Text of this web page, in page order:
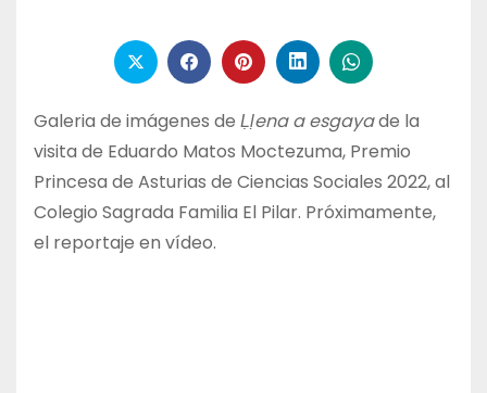
Galeria de imágenes de Ḷḷena a esgayade la
visita de Eduardo Matos Moctezuma, Premio
Princesa de Asturias de Ciencias Sociales 2022, al
Colegio Sagrada Familia El Pilar. Próximamente,
el reportaje en vídeo.